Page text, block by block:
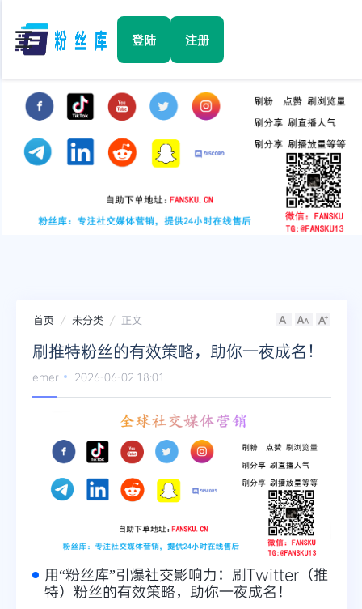
☰ 登陆 注册
Facebook
TikTok
YouTube
Twitter
Telegram
更多
首页 未分类 正文
刷推特粉丝的有效策略，助你一夜成名！
emer 2026-06-02 18:01
用“粉丝库”引爆社交影响力：刷Twitter（推
特）粉丝的有效策略，助你一夜成名！